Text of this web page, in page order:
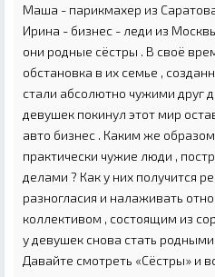
Маша - парикмахер из
Ирина - бизнес - леди из
они родные сёстры . В своё
обстановка в их семье ,
стали абсолютно чужими друг
девушек покинул этот мир
авто бизнес . Каким же
практически чужие люди ,
делами ? Как у них получится
разногласия и налаживать
коллективом , состоящим из
у девушек снова стать
Давайте смотреть «Сёстры» и